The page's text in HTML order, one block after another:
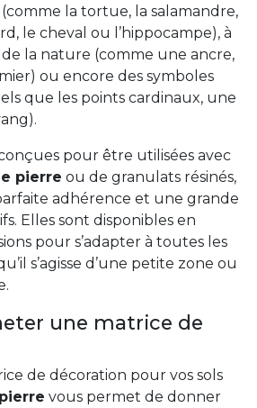
la tortue, la salamandre,
le cheval ou l’hippocampe), à
de la nature (comme une ancre,
ou encore des symboles
que les points cardinaux, une
pour être utilisées avec
pierre ou de granulats résinés,
adhérence et une grande
Elles sont disponibles en
pour s’adapter à toutes les
s’agisse d’une petite zone ou
une matrice de
de décoration pour vos sols
pierre vous permet de donner